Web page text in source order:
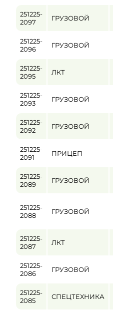
251225-
2097
ГРУЗОВОЙ
251225-
2096
ГРУЗОВОЙ
251225-
2095
ЛКТ
251225-
2093
ГРУЗОВОЙ
251225-
2092
ГРУЗОВОЙ
251225-
2091
ПРИЦЕП
251225-
2089
ГРУЗОВОЙ
251225-
2088
ГРУЗОВОЙ
251225-
2087
ЛКТ
251225-
2086
ГРУЗОВОЙ
251225-
2085
СПЕЦТЕХНИКА